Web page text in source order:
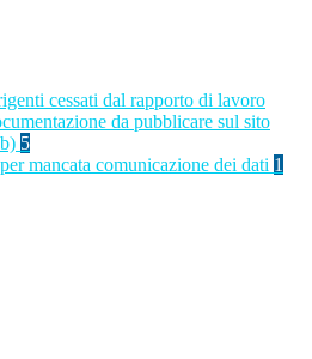
cessati dal rapporto di lavoro
da pubblicare sul sito
5
mancata comunicazione dei dati 1